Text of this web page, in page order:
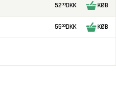
5200DKK KØB
5500DKK KØB